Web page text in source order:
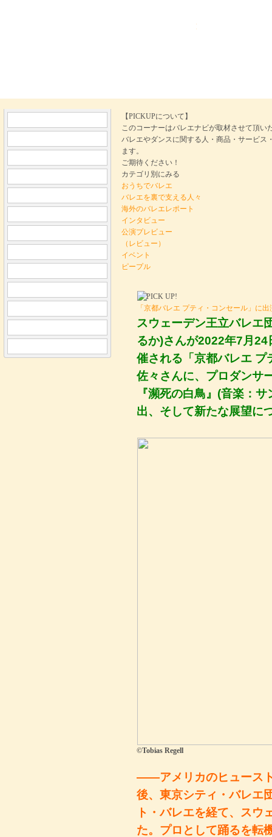
Ballet Navi バレエ情報
【PICKUPについて】
このコーナーはバレエナビが取材させて頂い
バレエやダンスに関する人・商品・サービ
ます。
ご期待ください！
カテゴリ別にみる
おうちでバレエ
バレエを裏で支える人々
海外のバレエレポート
インタビュー
公演プレビュー
（レビュー）
イベント
ピープル
「京都バレエ プティ・コンセール」に
スウェーデン王立バレエ
るか)さんが2022年7月
催される「京都バレエ
佐々さんに、プロダンサ
『瀕死の白鳥』(音楽：
出、そして新たな展望に
©Tobias Regell
――アメリカのヒュース
後、東京シティ・バレエ
ト・バレエを経て、スウ
た。プロとして踊るを転